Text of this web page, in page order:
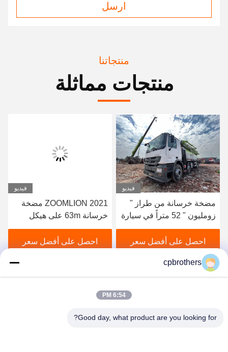
ارسل
منتجاتنا
منتجات مماثلة
فيديو
2021 ZOOMLION مضخة
خرسانة 63m على هيكل
مرسيدس بنز للبيع
احصل على أفضل سعر
فيديو
عملية التصنيع الهيدروليكية
المستخدمة شاحنة مضخة
خرسانة 46 متر لشركة
بوتزماستر في عام 2014
احصل على أفضل سعر
cpbrothers
6:54 PM
Good day, what product are you looking for?